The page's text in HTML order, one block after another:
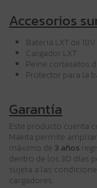
Accesorios
Batería LXT de
Cargador LXT
Peine cortasetos
Protector para la
Garantía
Este producto cuenta
Makita permite
máximo de 3 años
dentro de los 30 días
sujeta a las
cargadores.